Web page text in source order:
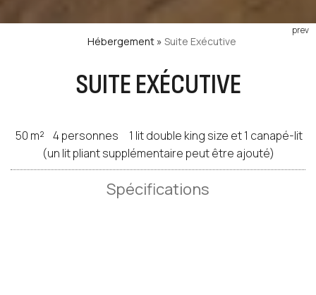
Hébergement » Suite Exécutive
SUITE EXÉCUTIVE
prev
50 m² 4 personnes
1 lit double king size et 1 canapé-lit
(un lit pliant supplémentaire peut être ajouté)
Spécifications